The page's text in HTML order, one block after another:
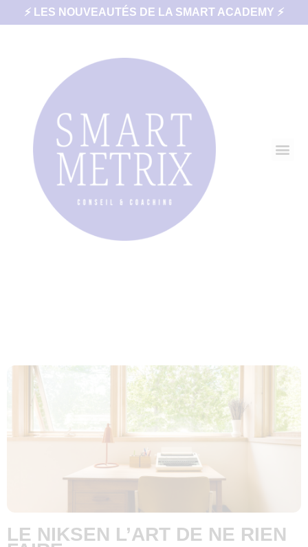
⚡ LES NOUVEAUTÉS DE LA SMART ACADEMY ⚡
LE NIKSEN L’ART DE NE RIEN